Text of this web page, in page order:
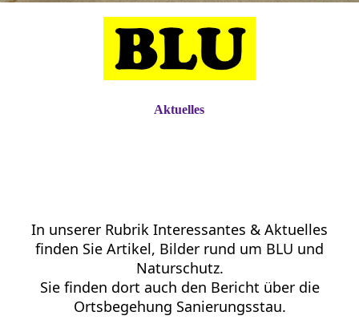
Aktuelles
In unserer Rubrik Interessantes & Aktuelles
finden Sie Artikel, Bilder rund um BLU und
Naturschutz.
Sie finden dort auch den Bericht über die
Ortsbegehung Sanierungsstau.